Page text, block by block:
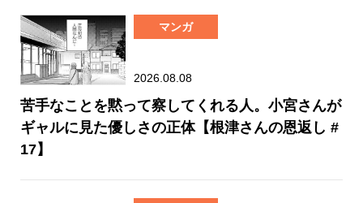
マンガ
2026.08.08
苦手なことを黙って察してくれる人。小宮さんが
ギャルに見た優しさの正体【根津さんの恩返し #
17】